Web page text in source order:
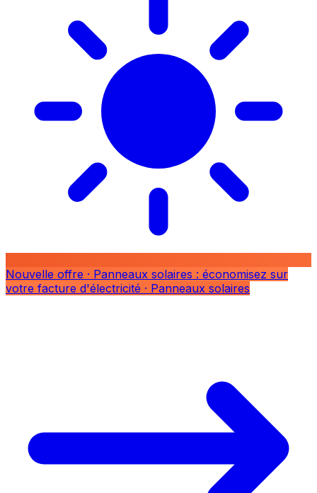
Nouvelle offre · Panneaux solaires : économisez sur
votre facture d'électricité · Panneaux solaires